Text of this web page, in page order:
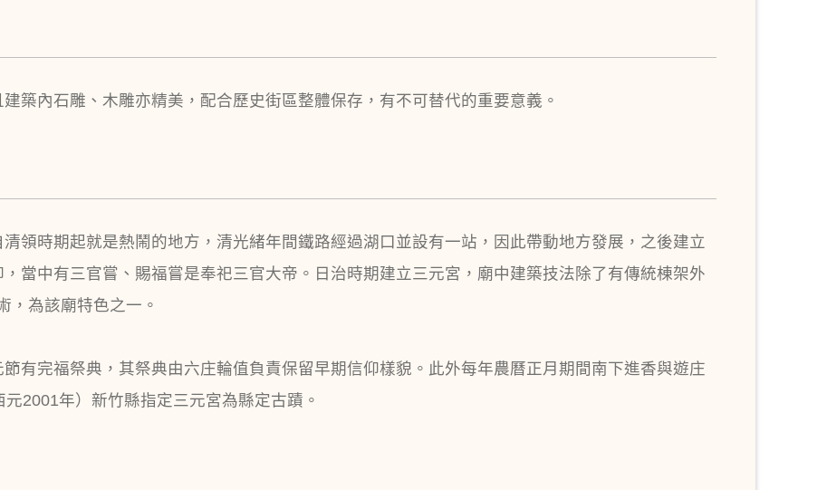
築內石雕、木雕亦精美，配合歷史街區整體保存，有不可替代的重要意義。
領時期起就是熱鬧的地方，清光緒年間鐵路經過湖口並設有一站，因此帶動地方發展，之後建立
當中有三官嘗、賜福嘗是奉祀三官大帝。日治時期建立三元宮，廟中建築技法除了有傳統棟架外
，為該廟特色之一。
有完福祭典，其祭典由六庄輪值負責保留早期信仰樣貌。此外每年農曆正月期間南下進香與遊庄
2001年）新竹縣指定三元宮為縣定古蹟。